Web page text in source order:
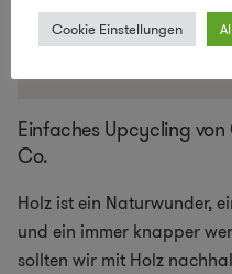
Einfaches Upcycling von
Co.
Holz ist ein Naturwunder,
und ein immer knapper
sollten wir mit Holz
Cookie Einstellungen